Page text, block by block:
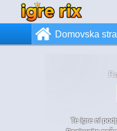
Domovska
Te igre ni